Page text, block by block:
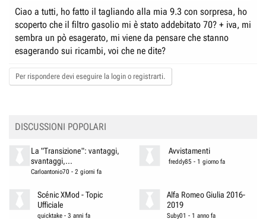
r
e
D
i
c
s
I
n
i
z
o
Ciao a tutti, ho fatto il tagliando alla mia 9.3 con sorpresa, ho
scoperto che il filtro gasolio mi è stato addebitato 70? + iva, mi
sembra un pò esagerato, mi viene da pensare che stanno
esagerando sui ricambi, voi che ne dite?
Per rispondere devi eseguire la login o registrarti.
DISCUSSIONI POPOLARI
La "Transizione": vantaggi,
svantaggi,...
Carloantonio70 - 2 giorni fa
Avvistamenti
freddy85 - 1 giorno fa
Scénic XMod - Topic
Ufficiale
quicktake -3 anni fa
Alfa Romeo Giulia 2016-
2019
Suby01 - 1 anno fa